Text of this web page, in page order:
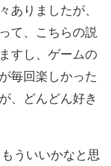
ありましたが、
て、こちらの説
すし、ゲームの
毎回楽しかった
、どんどん好き
ういいかなと思